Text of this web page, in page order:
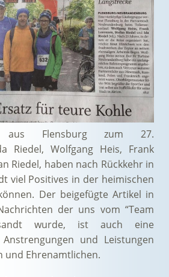
aus Flensburg zum 27.
Riedel, Wolfgang Heis, Frank
Riedel, haben nach Rückkehr in
viel Positives in der heimischen
Der beigefügte Artikel in
der uns vom “Team
wurde, ist auch eine
und Leistungen
und Ehrenamtlichen.